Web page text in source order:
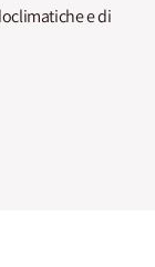
e di